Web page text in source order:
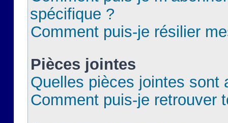
spécifique ?
Comment puis-je résilier
Pièces jointes
Quelles pièces jointes sont
Comment puis-je retrouver